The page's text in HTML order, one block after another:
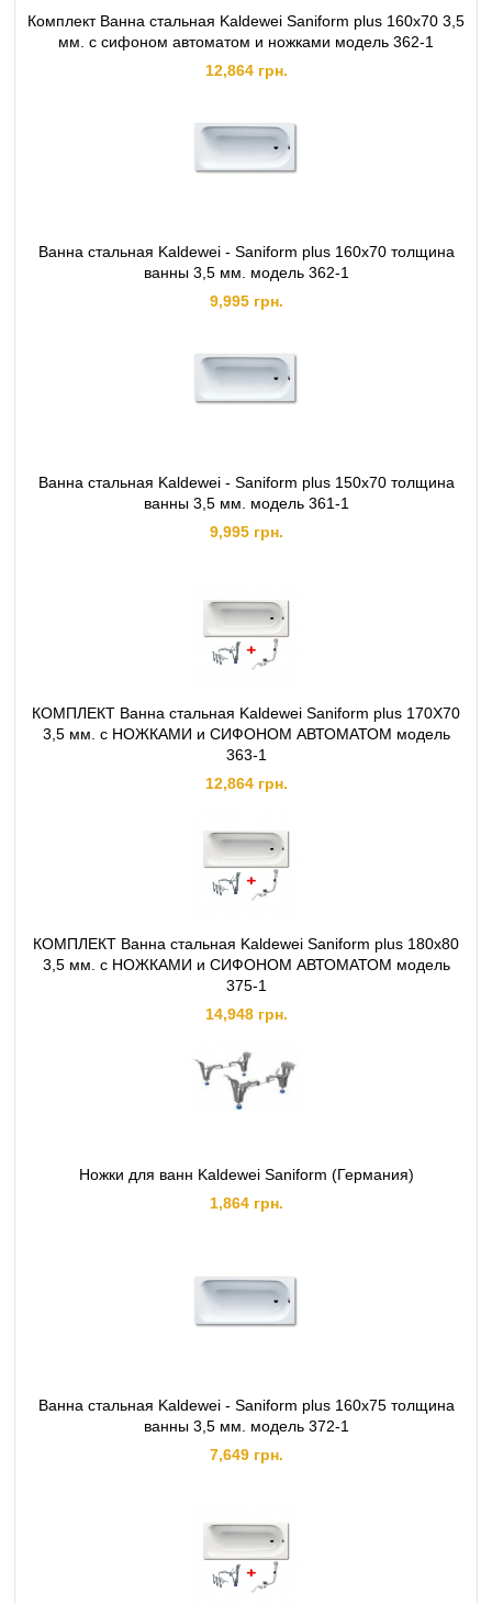
Комплект Ванна стальная Kaldewei Saniform plus 160x70 3,5
мм. с сифоном автоматом и ножками модель 362-1
12,864 грн.
Ванна стальная Kaldewei - Saniform plus 160x70 толщина
ванны 3,5 мм. модель 362-1
9,995 грн.
Ванна стальная Kaldewei - Saniform plus 150x70 толщина
ванны 3,5 мм. модель 361-1
9,995 грн.
КОМПЛЕКТ Ванна стальная Kaldewei Saniform plus 170X70
3,5 мм. с НОЖКАМИ и СИФОНОМ АВТОМАТОМ модель
363-1
12,864 грн.
КОМПЛЕКТ Ванна стальная Kaldewei Saniform plus 180x80
3,5 мм. с НОЖКАМИ и СИФОНОМ АВТОМАТОМ модель
375-1
14,948 грн.
Ножки для ванн Kaldewei Saniform (Германия)
1,864 грн.
Ванна стальная Kaldewei - Saniform plus 160x75 толщина
ванны 3,5 мм. модель 372-1
7,649 грн.